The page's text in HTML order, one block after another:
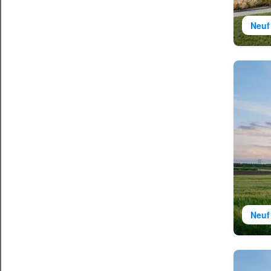
Neuf
Neuf